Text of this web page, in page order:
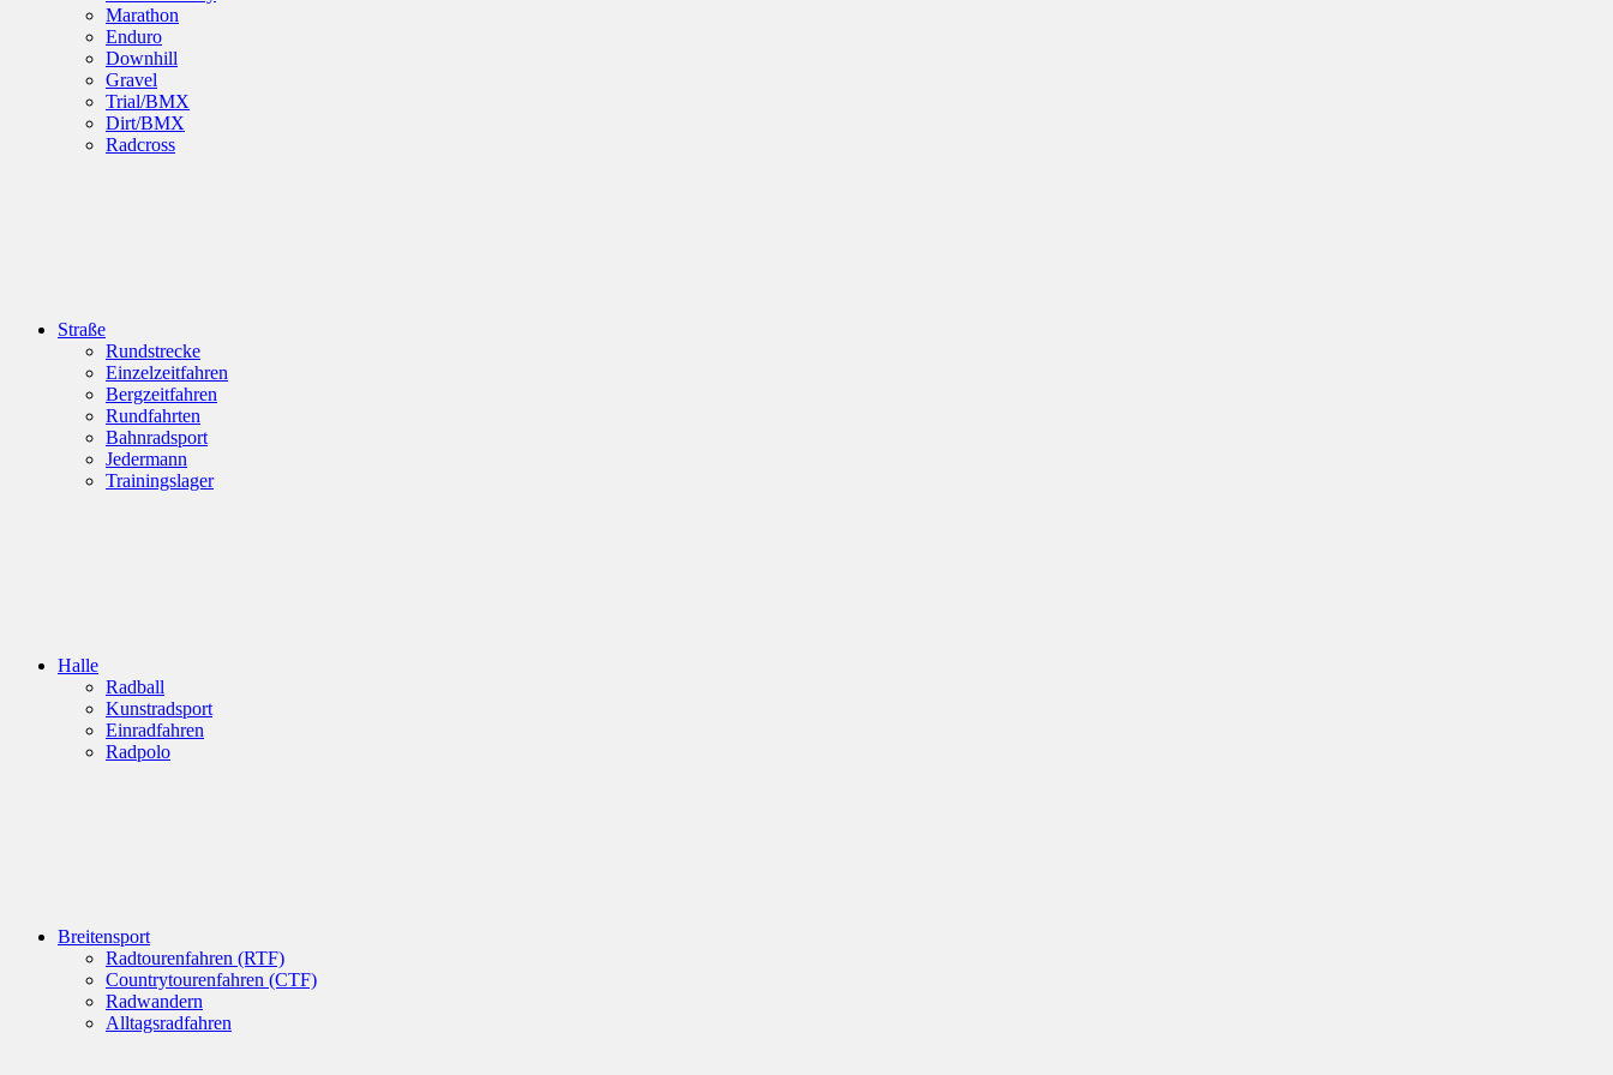
Marathon
Enduro
Downhill
Gravel
Trial/BMX
Dirt/BMX
Radcross
Straße
Rundstrecke
Einzelzeitfahren
Bergzeitfahren
Rundfahrten
Bahnradsport
Jedermann
Trainingslager
Halle
Radball
Kunstradsport
Einradfahren
Radpolo
Breitensport
Radtourenfahren (RTF)
Countrytourenfahren (CTF)
Radwandern
Alltagsradfahren